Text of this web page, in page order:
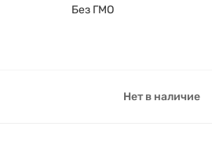
Нет в наличие
Без ГМО